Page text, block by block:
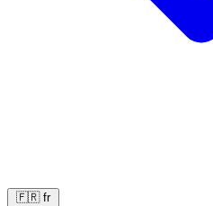
🇫🇷 fr